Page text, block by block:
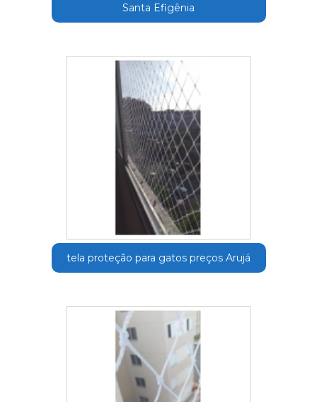
Santa Efigênia
tela proteção para gatos preços Arujá